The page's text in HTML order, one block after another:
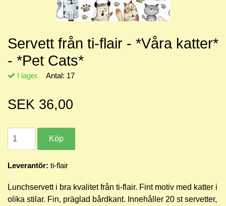
Servett från ti-flair - *Våra katter*
- *Pet Cats*
I lager. Antal: 17
SEK 36,00
Leverantör: ti-flair
Lunchservett i bra kvalitet från ti-flair. Fint motiv med katter i
olika stilar. Fin, präglad bårdkant. Innehåller 20 st servetter,